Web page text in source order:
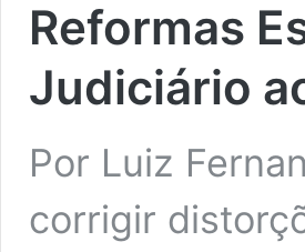
Reformas
Judiciário
Por Luiz
corrigir